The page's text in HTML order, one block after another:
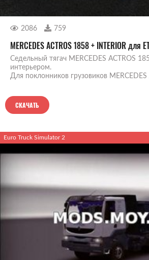
2086 759
MERCEDES ACTROS 1858 + INTERIOR для
Седельный тягач MERCEDES ACTROS
интерьером.
Для поклонников грузовиков
СКАЧАТЬ
Euro Truck Simulator 2